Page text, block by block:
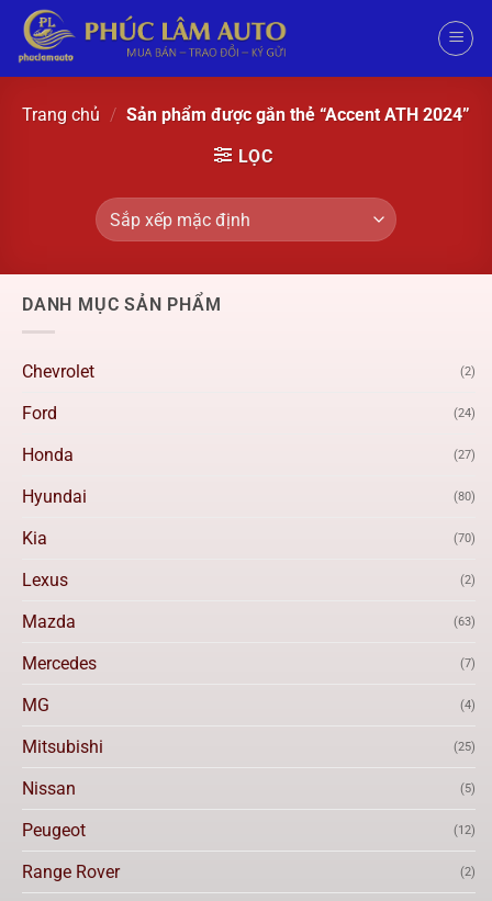
Trang chủ / Sản phẩm được gắn thẻ “Accent ATH 2024”
LỌC
DANH MỤC SẢN PHẨM
Chevrolet (2)
Ford (24)
Honda (27)
Hyundai (80)
Kia (70)
Lexus (2)
Mazda (63)
Mercedes (7)
MG (4)
Mitsubishi (25)
Nissan (5)
Peugeot (12)
Range Rover (2)